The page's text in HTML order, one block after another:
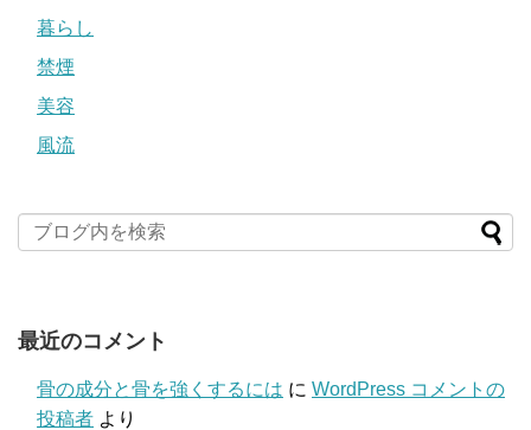
暮らし
禁煙
美容
風流
最近のコメント
骨の成分と骨を強くするには に WordPress コメントの
投稿者 より